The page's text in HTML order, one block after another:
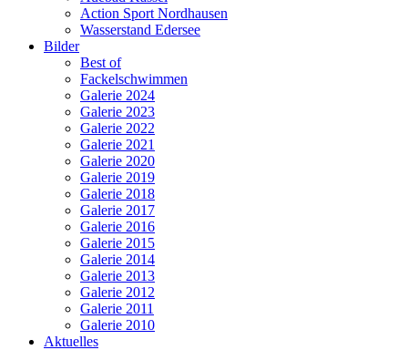
Action Sport Nordhausen
Wasserstand Edersee
Bilder
Best of
Fackelschwimmen
Galerie 2024
Galerie 2023
Galerie 2022
Galerie 2021
Galerie 2020
Galerie 2019
Galerie 2018
Galerie 2017
Galerie 2016
Galerie 2015
Galerie 2014
Galerie 2013
Galerie 2012
Galerie 2011
Galerie 2010
Aktuelles